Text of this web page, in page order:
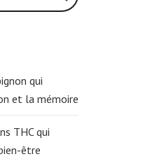
qui
et la mémoire
THC qui
être